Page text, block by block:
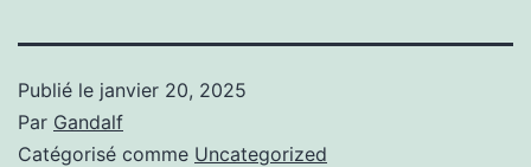
Publié le janvier 20, 2025
Par Gandalf
Catégorisé comme Uncategorized